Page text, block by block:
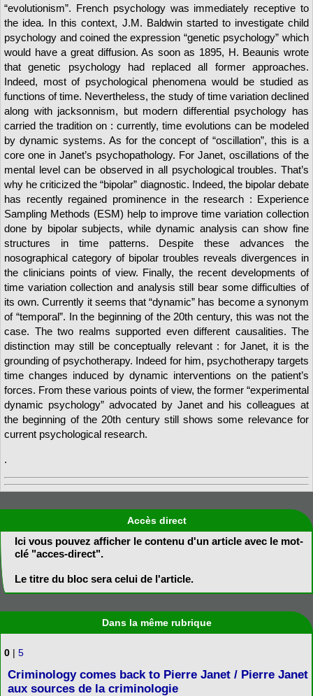
“evolutionism”. French psychology was immediately receptive to
the idea. In this context, J.M. Baldwin started to investigate child
psychology and coined the expression “genetic psychology” which
would have a great diffusion. As soon as 1895, H. Beaunis wrote
that genetic psychology had replaced all former approaches.
Indeed, most of psychological phenomena would be studied as
functions of time. Nevertheless, the study of time variation declined
along with jacksonnism, but modern differential psychology has
carried the tradition on : currently, time evolutions can be modeled
by dynamic systems. As for the concept of “oscillation”, this is a
core one in Janet’s psychopathology. For Janet, oscillations of the
mental level can be observed in all psychological troubles. That’s
why he criticized the “bipolar” diagnostic. Indeed, the bipolar debate
has recently regained prominence in the research : Experience
Sampling Methods (ESM) help to improve time variation collection
done by bipolar subjects, while dynamic analysis can show fine
structures in time patterns. Despite these advances the
nosographical category of bipolar troubles reveals divergences in
the clinicians points of view. Finally, the recent developments of
time variation collection and analysis still bear some difficulties of
its own. Currently it seems that “dynamic” has become a synonym
of “temporal”. In the beginning of the 20th century, this was not the
case. The two realms supported even different causalities. The
distinction may still be conceptually relevant : for Janet, it is the
grounding of psychotherapy. Indeed for him, psychotherapy targets
time changes induced by dynamic interventions on the patient’s
forces. From these various points of view, the former “experimental
dynamic psychology” advocated by Janet and his colleagues at
the beginning of the 20th century still shows some relevance for
current psychological research.
.
Accès direct
Ici vous pouvez afficher le contenu d'un article avec le mot-
clé "acces-direct".
Le titre du bloc sera celui de l'article.
Dans la même rubrique
0 | 5
Criminology comes back to Pierre Janet / Pierre Janet
aux sources de la criminologie